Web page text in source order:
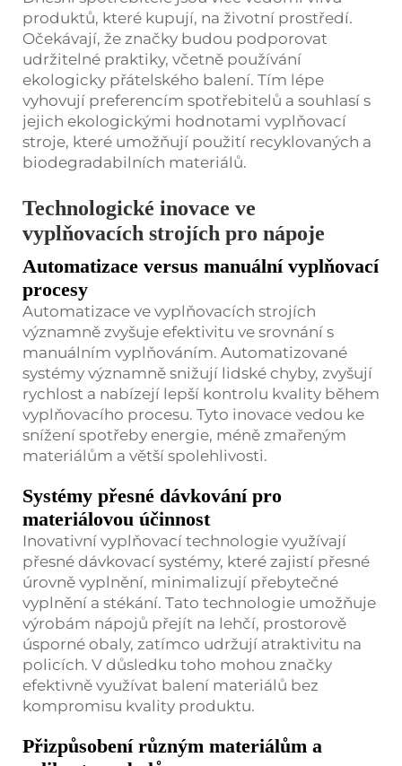
produktů, které kupují, na životní prostředí.
Očekávají, že značky budou podporovat
udržitelné praktiky, včetně používání
ekologicky přátelského balení. Tím lépe
vyhovují preferencím spotřebitelů a souhlasí s
jejich ekologickými hodnotami vyplňovací
stroje, které umožňují použití recyklovaných a
biodegradabilních materiálů.
Technologické inovace ve
vyplňovacích strojích pro nápoje
Automatizace versus manuální vyplňovací
procesy
Automatizace ve vyplňovacích strojích
významně zvyšuje efektivitu ve srovnání s
manuálním vyplňováním. Automatizované
systémy významně snižují lidské chyby, zvyšují
rychlost a nabízejí lepší kontrolu kvality během
vyplňovacího procesu. Tyto inovace vedou ke
snížení spotřeby energie, méně zmařeným
materiálům a větší spolehlivosti.
Systémy přesné dávkování pro
materiálovou účinnost
Inovativní vyplňovací technologie využívají
přesné dávkovací systémy, které zajistí přesné
úrovně vyplnění, minimalizují přebytečné
vyplnění a stékání. Tato technologie umožňuje
výrobám nápojů přejít na lehčí, prostorově
úsporné obaly, zatímco udržují atraktivitu na
policích. V důsledku toho mohou značky
efektivně využívat balení materiálů bez
kompromisu kvality produktu.
Přizpůsobení různým materiálům a